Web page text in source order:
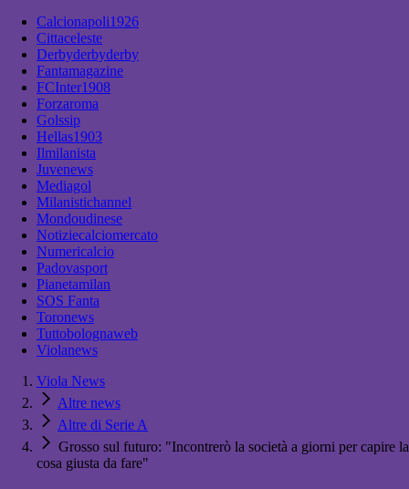
Calcionapoli1926
Cittaceleste
Derbyderbyderby
Fantamagazine
FCInter1908
Forzaroma
Golssip
Hellas1903
Ilmilanista
Juvenews
Mediagol
Milanistichannel
Mondoudinese
Notiziecalciomercato
Numericalcio
Padovasport
Pianetamilan
SOS Fanta
Toronews
Tuttobolognaweb
Violanews
Viola News
Altre news
Altre di Serie A
Grosso sul futuro: "Incontrerò la società a giorni per capire la
cosa giusta da fare"